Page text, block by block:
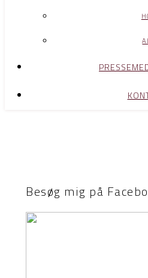
Besøg mig på